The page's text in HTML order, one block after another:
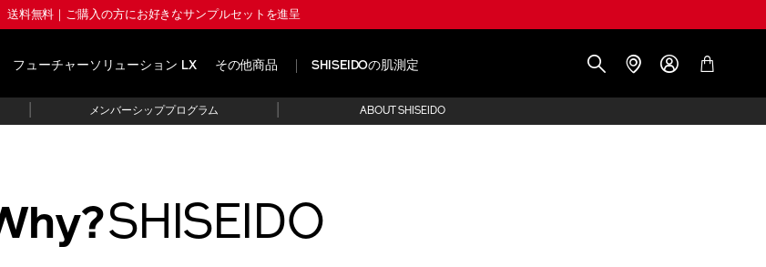
送料無料｜ご購入の方にお好きなサンプルセットを進呈
フューチャーソリューション LX その他商品 SHISEIDOの肌測定
メンバーシッププログラム ABOUT SHISEIDO
SHISEIDO